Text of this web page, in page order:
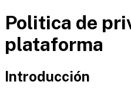
Politica de
plataforma
Introducción